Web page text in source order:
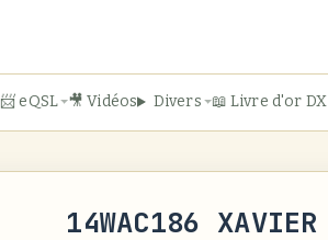
📨 eQSL 🎥 Vidéos Divers 📖 Livre d'or DX
14WAC186 XAVIER